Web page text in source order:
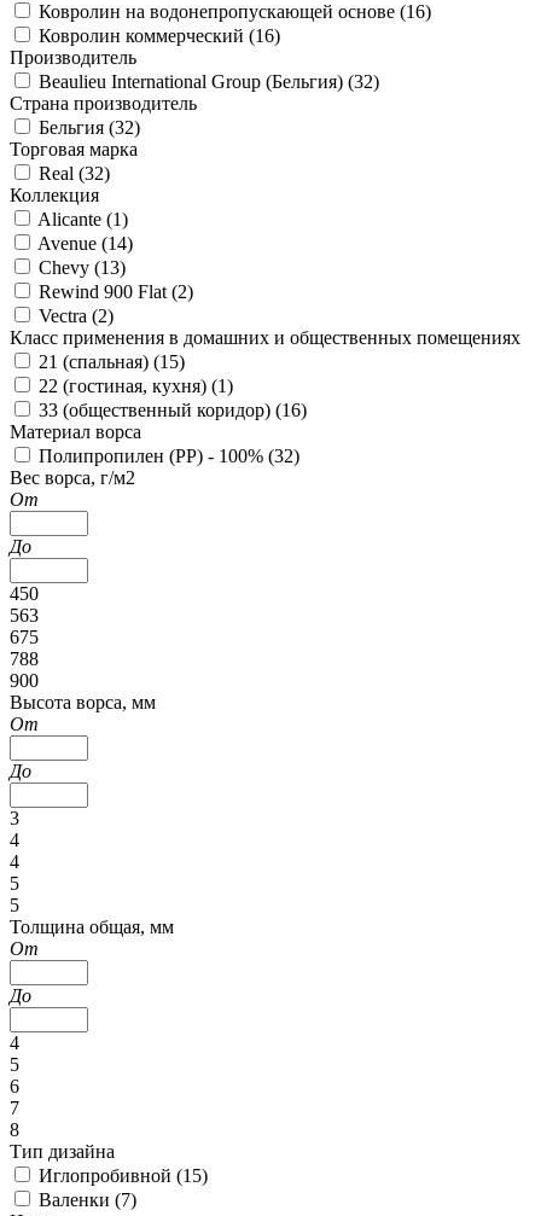
Ковролин на водонепропускающей основе (16)
Ковролин коммерческий (16)
Производитель
Beaulieu International Group (Бельгия) (32)
Страна производитель
Бельгия (32)
Торговая марка
Real (32)
Коллекция
Alicante (1)
Avenue (14)
Chevy (13)
Rewind 900 Flat (2)
Vectra (2)
Класс применения в домашних и общественных помещениях
21 (спальная) (15)
22 (гостиная, кухня) (1)
33 (общественный коридор) (16)
Материал ворса
Полипропилен (PP) - 100% (32)
Вес ворса, г/м2
От
До
450
563
675
788
900
Высота ворса, мм
От
До
3
4
4
5
5
Толщина общая, мм
От
До
4
5
6
7
8
Тип дизайна
Иглопробивной (15)
Валенки (7)